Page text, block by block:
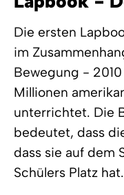
Die ersten
im
Bewegung -
Millionen
unterrichtet. Die
bedeutet, dass
dass sie auf dem
Schülers Platz hat.